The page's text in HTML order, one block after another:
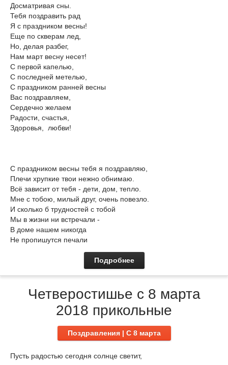
Досматривая сны.
Тебя поздравить рад
Я с праздником весны!
Еще по скверам лед,
Но, делая разбег,
Нам март весну несет!
С первой капелью,
С последней метелью,
С праздником ранней весны
Вас поздравляем,
Сердечно желаем
Радости, счастья,
Здоровья, любви!
С праздником весны тебя я поздравляю,
Плечи хрупкие твои нежно обнимаю.
Всё зависит от тебя - дети, дом, тепло.
Мне с тобою, милый друг, очень повезло.
И сколько б трудностей с тобой
Мы в жизни ни встречали -
В доме нашем никогда
Не пропишутся печали
Подробнее
Четверостишье с 8 марта
2018 прикольные
Поздравления | C 8 марта
Пусть радостью сегодня солнце светит,